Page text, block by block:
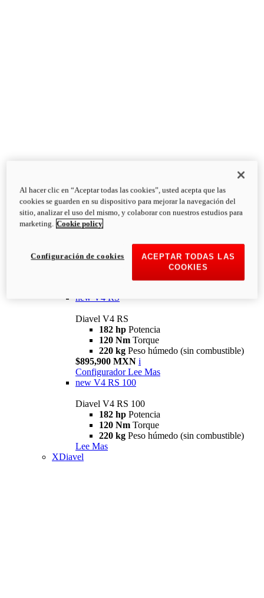
Diavel
V4
Diavel V4
126 NmTorque
223 kg
PESO HÚMEDO SIN
new V4 RS
Diavel V4 RS
182 hp Potencia
120 Nm Torque
220 kg Peso húmedo (sin combustible)
$895,900 MXN i
Configurador Lee Mas
new V4 RS 100
Diavel V4 RS 100
182 hp Potencia
120 Nm Torque
220 kg Peso húmedo (sin combustible)
Lee Mas
XDiavel
Al hacer clic en “Aceptar todas las cookies”, usted acepta que las
cookies se guarden en su dispositivo para mejorar la navegación del
sitio, analizar el uso del mismo, y colaborar con nuestros estudios para
marketing. Cookie policy
ACEPTAR TODAS LAS
COOKIES
Configuración de cookies